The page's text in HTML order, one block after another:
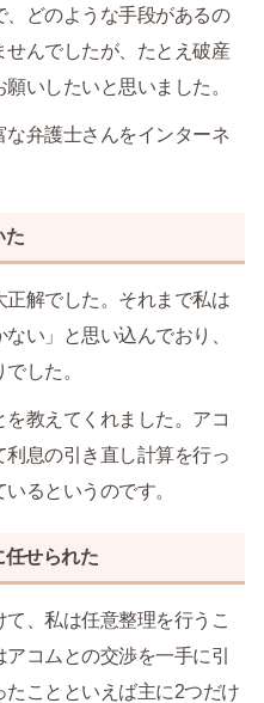
どのような手段があるの
んでしたが、たとえ破産
いしたいと思いました。
弁護士さんをインターネ
た
解でした。それまで私は
い」と思い込んでおり、
した。
教えてくれました。アコ
息の引き直し計算を行っ
るというのです。
任せられた
、私は任意整理を行うこ
コムとの交渉を一手に引
ことといえば主に2つだけ